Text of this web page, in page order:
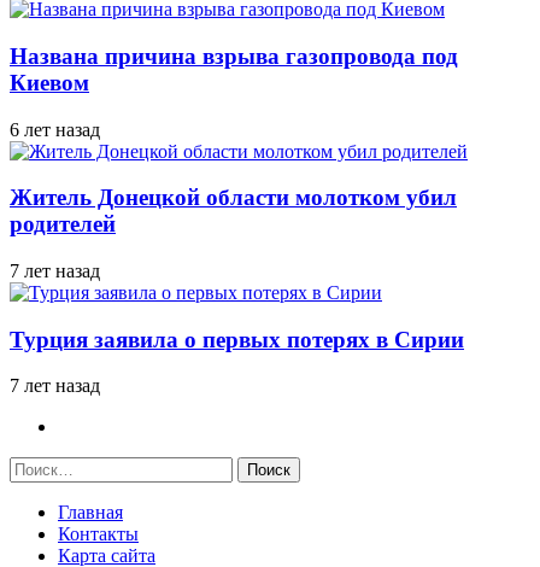
Названа причина взрыва газопровода под
Киевом
6 лет назад
Житель Донецкой области молотком убил
родителей
7 лет назад
Турция заявила о первых потерях в Сирии
7 лет назад
Найти:
Главная
Контакты
Карта сайта